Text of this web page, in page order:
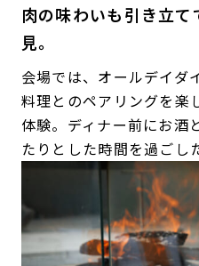
肉の味わいも引き立
見。
会場では、オールデイダ
料理とのペアリングを楽
体験。ディナー前にお酒
たりとした時間を過ごし